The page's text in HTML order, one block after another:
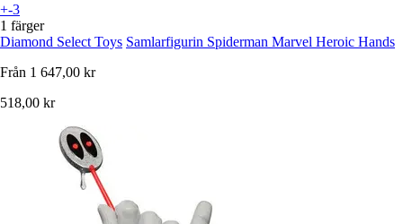
+-3
1 färger
Diamond Select Toys Samlarfigurin Spiderman Marvel Heroic Hands
Från 1 647,00 kr
518,00 kr